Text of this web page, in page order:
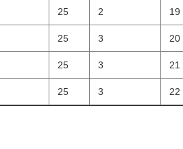
25 2 19
25 3 20
25 3 21
25 3 22